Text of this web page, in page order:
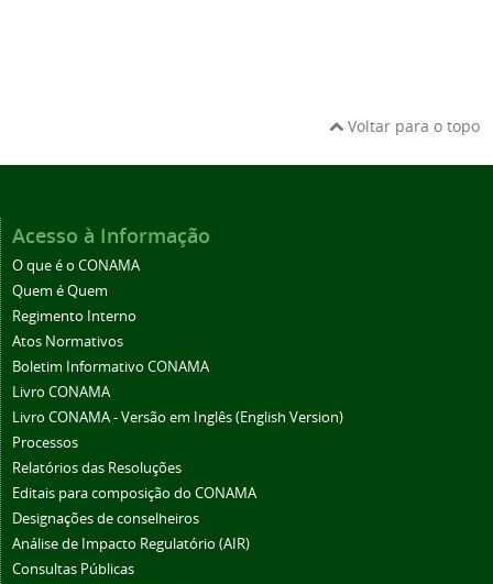
Voltar para o topo
Acesso à Informação
O que é o CONAMA
Quem é Quem
Regimento Interno
Atos Normativos
Boletim Informativo CONAMA
Livro CONAMA
Livro CONAMA - Versão em Inglês (English Version)
Processos
Relatórios das Resoluções
Editais para composição do CONAMA
Designações de conselheiros
Análise de Impacto Regulatório (AIR)
Consultas Públicas